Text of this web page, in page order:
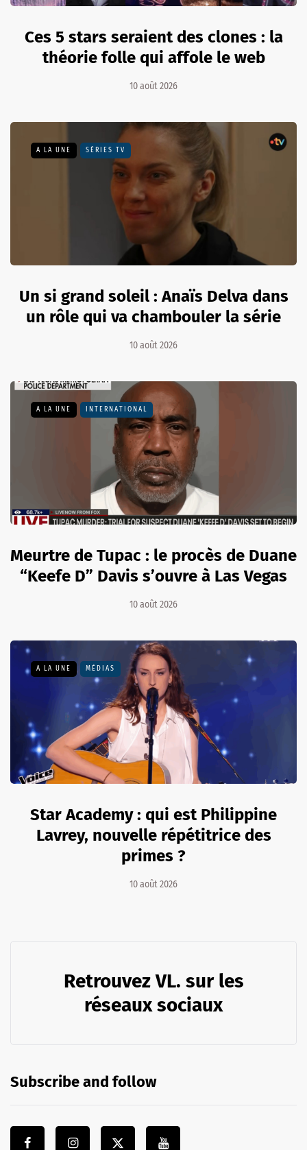
Ces 5 stars seraient des clones : la
théorie folle qui affole le web
10 août 2026
A LA UNE SÉRIES TV
Un si grand soleil : Anaïs Delva dans
un rôle qui va chambouler la série
10 août 2026
A LA UNE INTERNATIONAL
Meurtre de Tupac : le procès de Duane
“Keefe D” Davis s’ouvre à Las Vegas
10 août 2026
A LA UNE MÉDIAS
Star Academy : qui est Philippine
Lavrey, nouvelle répétitrice des
primes ?
10 août 2026
Retrouvez VL. sur les
réseaux sociaux
Subscribe and follow